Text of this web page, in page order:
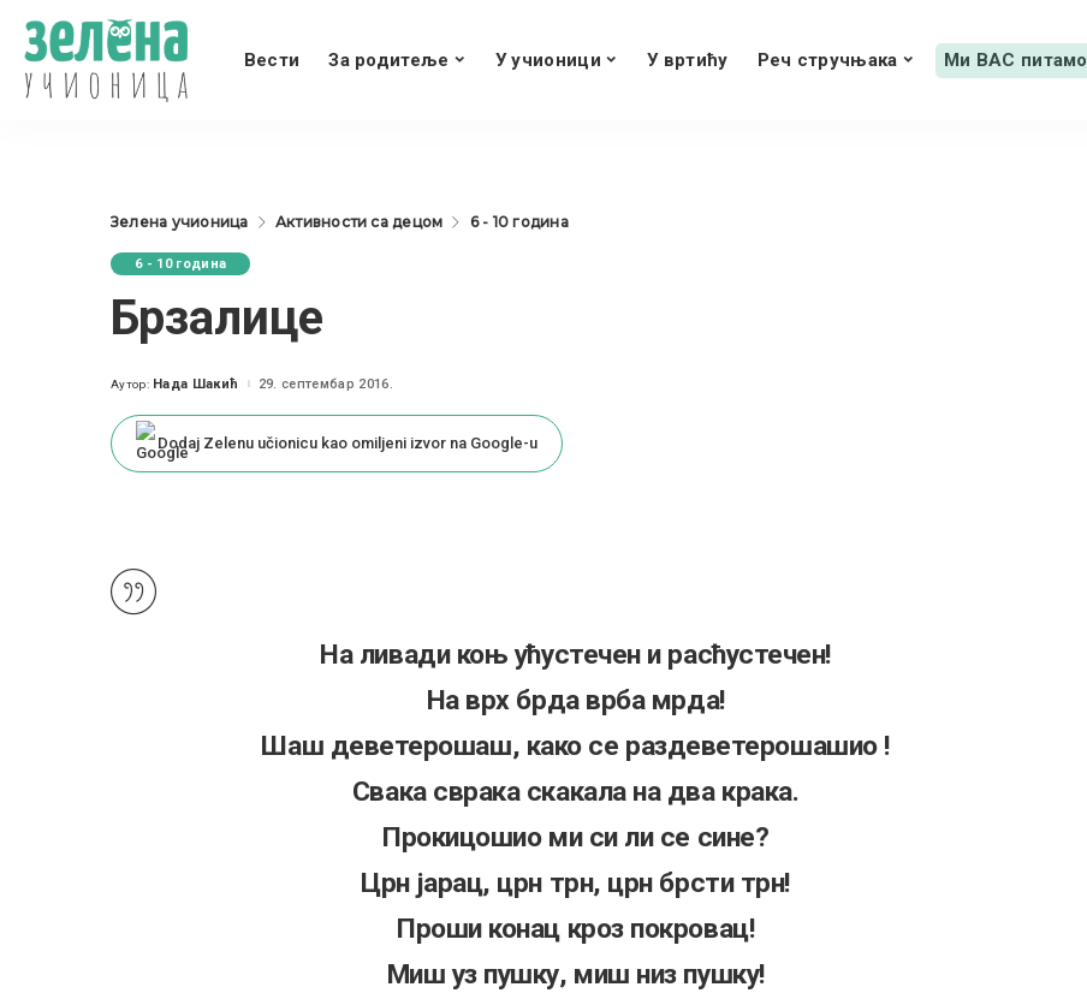
Вести За родитеље У учионици У вртићу Реч стручњака Ми ВАС питамо
Зелена учионица Активности са децом 6 - 10 година
6 - 10 година
Брзалице
Posted
Аутор: Нада Шакић 29. септембар 2016.
Dodaj Zelenu učionicu kao omiljeni izvor na Google-u
На ливади коњ ућустечен и расћустечен!
На врх брда врба мрда!
Шаш деветерошаш, како се раздеветерошашио !
Свака сврака скакала на два крака.
Прокицошио ми си ли се сине?
Црн јарац, црн трн, црн брсти трн!
Проши конац кроз покровац!
Миш уз пушку, миш низ пушку!